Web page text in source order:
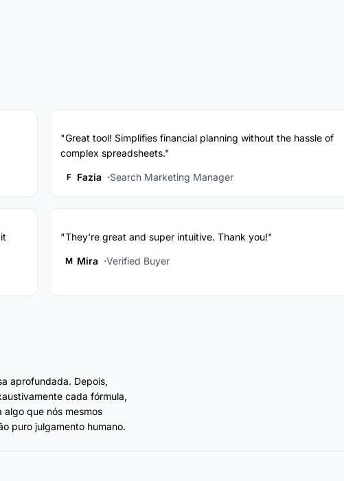
"Great tool! Simplifies financial planning without the hassle of
complex spreadsheets."
F Fazia Search Marketing Manager
"They're great and super intuitive. Thank you!"
M Mira Verified Buyer
aprofundada. Depois,
cada fórmula,
que nós mesmos
puro julgamento humano.